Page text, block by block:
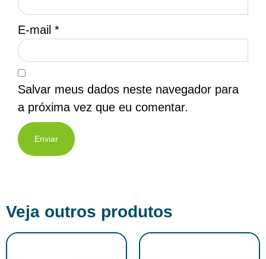
E-mail *
Salvar meus dados neste navegador para
a próxima vez que eu comentar.
Veja outros produtos